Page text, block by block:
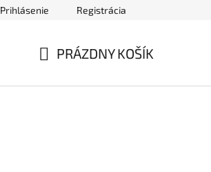
Prihlásenie Registrácia
PRÁZDNY KOŠÍK